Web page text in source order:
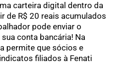
carteira digital dentro da
de R$ 20 reais acumulados
pode enviar o
conta bancária! Na
permite que sócios e
filiados à Fenati